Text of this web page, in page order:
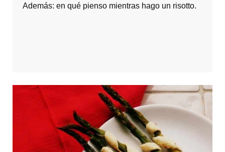
Además: en qué pienso mientras hago un risotto.